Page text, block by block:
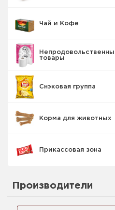
Чай и Кофе
товары
Снэковая группа
Корма для животных
Прикассовая зона
Производители